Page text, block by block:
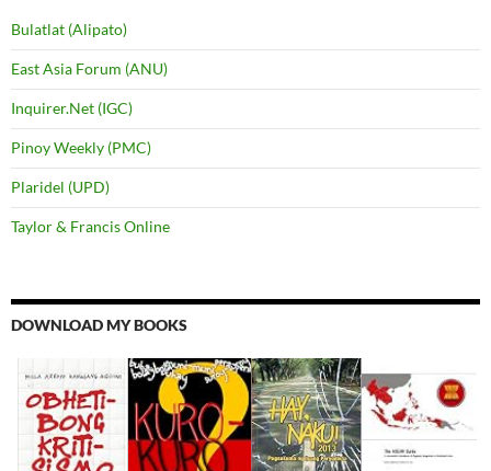
Bulatlat (Alipato)
East Asia Forum (ANU)
Inquirer.Net (IGC)
Pinoy Weekly (PMC)
Plaridel (UPD)
Taylor & Francis Online
DOWNLOAD MY BOOKS